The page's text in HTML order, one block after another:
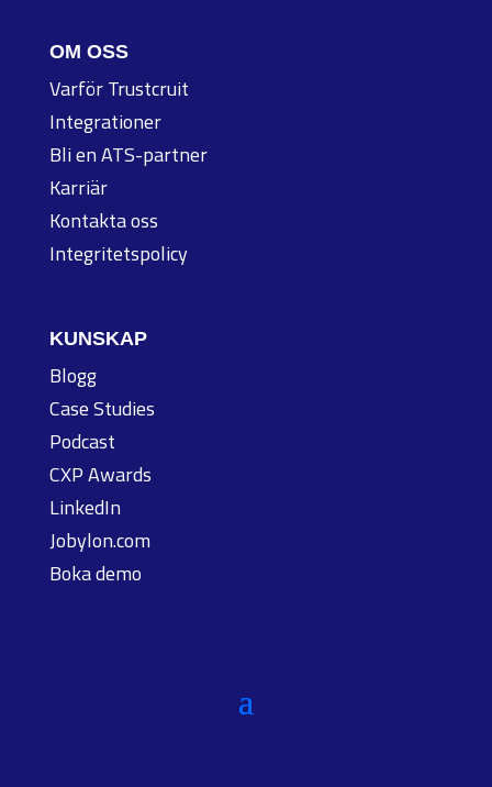
OM OSS
Varför Trustcruit
Integrationer
Bli en ATS-partner
Karriär
Kontakta oss
Integritetspolicy
KUNSKAP
Blogg
Case Studies
Podcast
CXP Awards
LinkedIn
Jobylon.com
Boka demo